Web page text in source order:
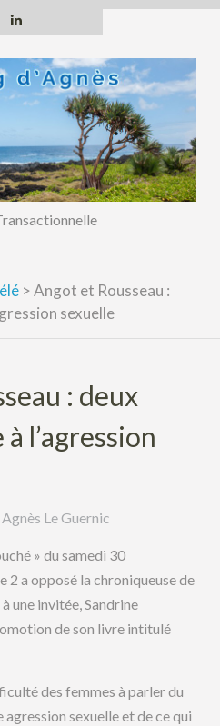
>Angot et Rousseau :
sexuelle
: deux
l’agression
Agnès Le Guernic
» du samedi 30
2 a opposé la chroniqueuse de
une invitée, Sandrine
de son livre intitulé
des femmes à parler du
agression sexuelle et de ce qui